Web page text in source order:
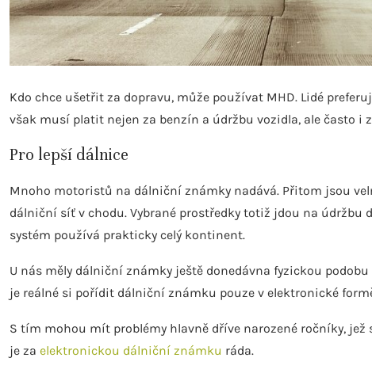
Kdo chce ušetřit za dopravu, může používat MHD. Lidé
však musí platit nejen za benzín a údržbu vozidla, ale často i
Pro lepší dálnice
Mnoho motoristů na dálniční známky nadává. Přitom jsou
dálniční síť v chodu. Vybrané prostředky totiž jdou na údržbu
systém používá prakticky celý kontinent.
U nás měly dálniční známky ještě donedávna fyzickou
je reálné si pořídit dálniční známku pouze v elektronické
S tím mohou mít problémy hlavně dříve narozené ročníky,
je za elektronickou dálniční známku ráda.